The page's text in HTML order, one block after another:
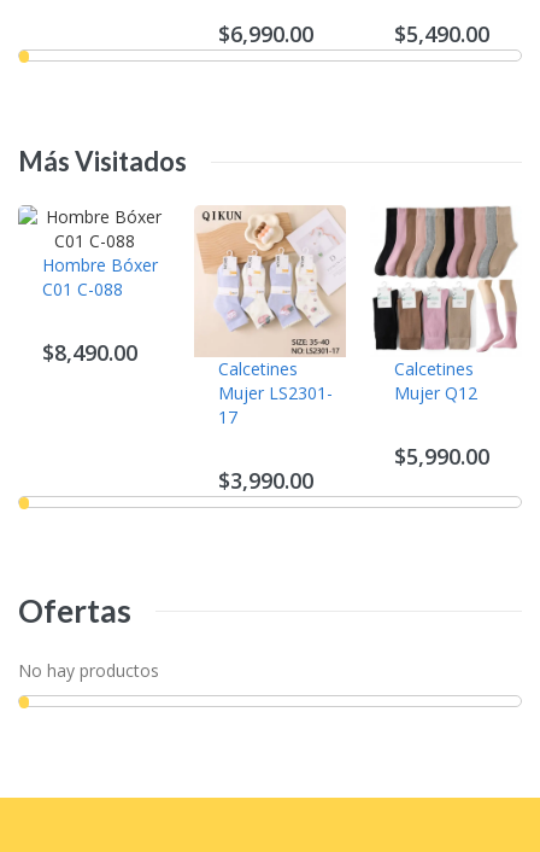
$6,990.00 $5,490.00
MásVisitados
Hombre Bóxer
C01 C-088
$8,490.00
Calcetines
Mujer LS2301-
17
$3,990.00
Calcetines
Mujer Q12
$5,990.00
Ofertas
No hay productos